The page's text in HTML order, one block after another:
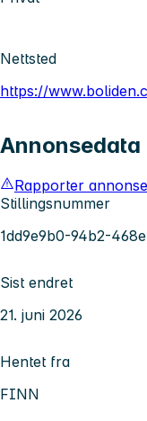
Nettsted
https://
Annonsedata
Rapporter annonse
Stillingsnummer
1dd9e9b0-94b2-
Sist endret
21. juni 2026
Hentet fra
FINN